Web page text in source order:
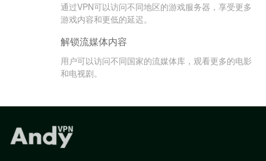
通过VPN可以访问不同地区的游戏服务器，享受更多
游戏内容和更低的延迟。
解锁流媒体内容
用户可以访问不同国家的流媒体库，观看更多的电影
和电视剧。